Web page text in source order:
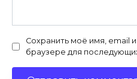
Сохранить моё имя, email
браузере для